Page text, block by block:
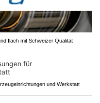
flach mit Schweizer Qualität
und Werkstatt